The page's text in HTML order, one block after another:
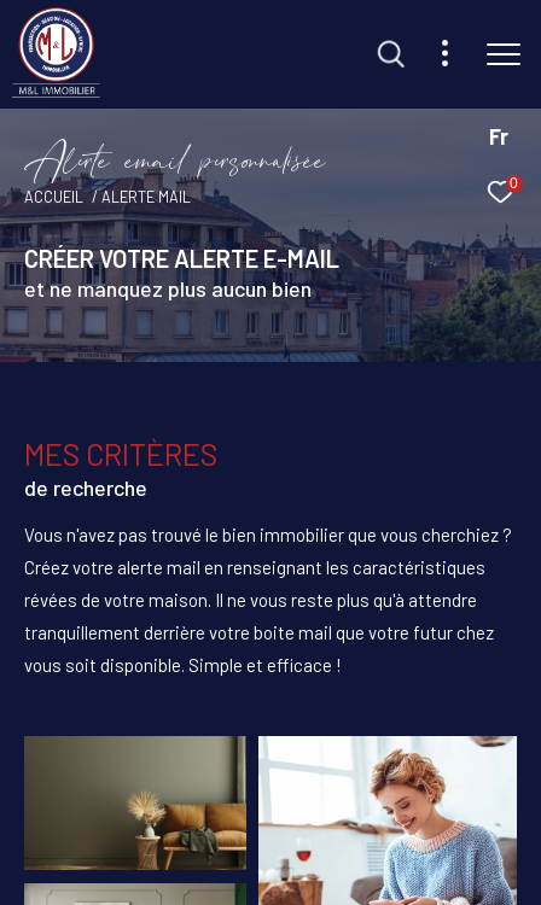
Fr
0
Alete emai pesonaiée
ACCUEIL ALERTE MAIL
CRÉER VOTRE ALERTE E-MAIL
et ne manquez plus aucun bien
MES CRITÈRES
de recherche
Vous n'avez pas trouvé le bien immobilier que vous cherchiez ?
Créez votre alerte mail en renseignant les caractéristiques
révées de votre maison. Il ne vous reste plus qu'à attendre
tranquillement derrière votre boite mail que votre futur chez
vous soit disponible. Simple et efficace !
Effectuer une recherche
et trouvez le bien qui correspond à vos critères
Type d'offre
Vente
Budget
PIÈCES
1 2 3 4 5+
Localisation
AFFINER LES CRITÈRES